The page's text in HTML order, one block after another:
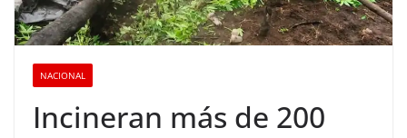
NACIONAL
Incineran más de 200